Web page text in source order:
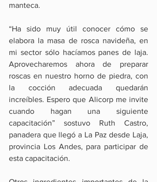
manteca.
“Ha sido muy útil conocer cómo se
elabora la masa de rosca navideña, en
mi sector sólo hacíamos panes de laja.
Aprovecharemos ahora de preparar
roscas en nuestro horno de piedra, con
la cocción adecuada quedarán
increíbles. Espero que Alicorp me invite
cuando hagan una siguiente
capacitación” sostuvo Ruth Castro,
panadera que llegó a La Paz desde Laja,
provincia Los Andes, para participar de
esta capacitación.